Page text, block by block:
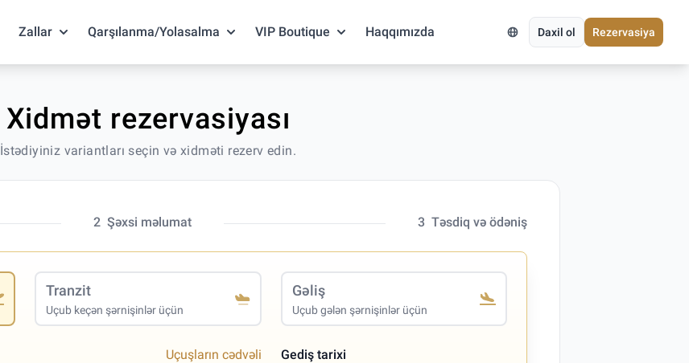
Daxil ol Rezervasiya
Zallar Qarşılanma/Yolasalma VIP Boutique Haqqımızda
Xidmət rezervasiyası
İstədiyiniz variantları seçin və xidməti rezerv edin.
2 Şəxsi məlumat 3 Təsdiq və ödəniş
Tranzit
Uçub keçən şərnişinlər üçün
Gəliş
Uçub gələn şərnişinlər üçün
Uçuşların cədvəli Gediş tarixi